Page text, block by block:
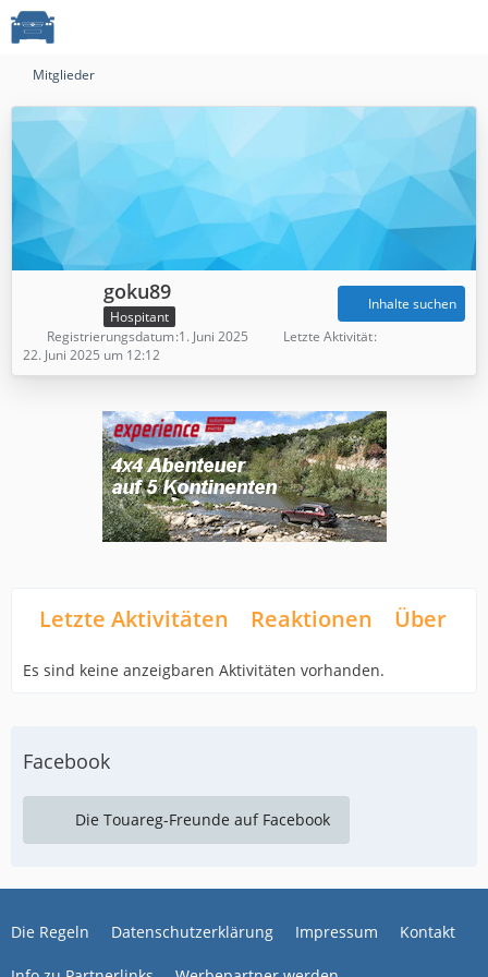
Mitglieder
goku89
Hospitant
Inhalte suchen
Registrierungsdatum 1. Juni 2025
Letzte Aktivität
22. Juni 2025 um 12:12
Letzte Aktivitäten Reaktionen Über
Es sind keine anzeigbaren Aktivitäten vorhanden.
Facebook
Die Touareg-Freunde auf Facebook
Die Regeln Datenschutzerklärung Impressum Kontakt